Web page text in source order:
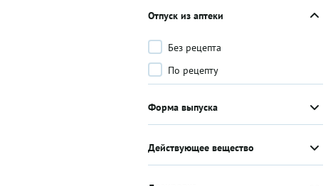
Отпуск из аптеки
Без рецепта
По рецепту
Форма выпуска
Действующее вещество